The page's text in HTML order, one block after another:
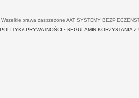
Wszelkie prawa zastrzeżone AAT SYSTEMY
POLITYKA PRYWATNOŚCI • REGULAMIN KORZYSTANIA